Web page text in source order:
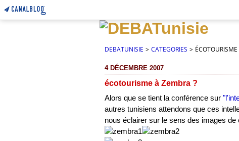
DEBATUNISIE > CATEGORIES >
4 DÉCEMBRE 2007
écotourisme à Zembra ?
Alors que se tient la conférence sur
autres tunisiens attendons que ces
nous éclairer sur le sens des images